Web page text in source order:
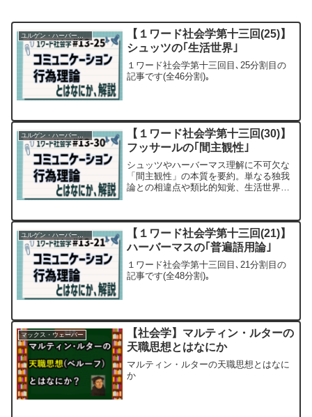
ユルゲン・ハーバーマス
【１ワード社会学第十三回(25)】
シュッツの｢生活世界｣
１ワード社会学第十三回目､25分割目の
記事です(全46分割)｡
ユルゲン・ハーバーマス
【１ワード社会学第十三回(30)】
フッサールの｢間主観性｣
シュッツやハーバーマス理解に不可欠な
「間主観性」の本質を要約。単なる独我
論との相違点や類比的知覚、生活世界の
え、他者の存在がなぜ不可疑なのか、そ
の構造を深掘りしましょう。
ユルゲン・ハーバーマス
【１ワード社会学第十三回(21)】
ハーバーマスの｢普遍語用論｣
１ワード社会学第十三回目､21分割目の
記事です(全48分割)｡
マックス・ウェーバー
【社会学】マルティン・ルターの
天職思想とはなにか
マルティン・ルターの天職思想とはなに
か